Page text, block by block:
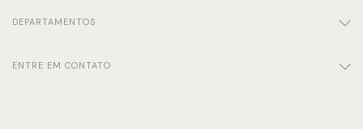
DEPARTAMENTOS
ENTRE EM CONTATO